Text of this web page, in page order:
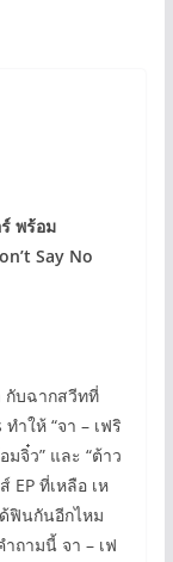
พร้อม
Say No
กับฉากสวีทที่
ำให้ “จา – เฟริ
จิ๋ว” และ “ต้าว
EP ที่เหลือ เห
ฟินกันอีกไหม
ถามนี้ จา – เฟ